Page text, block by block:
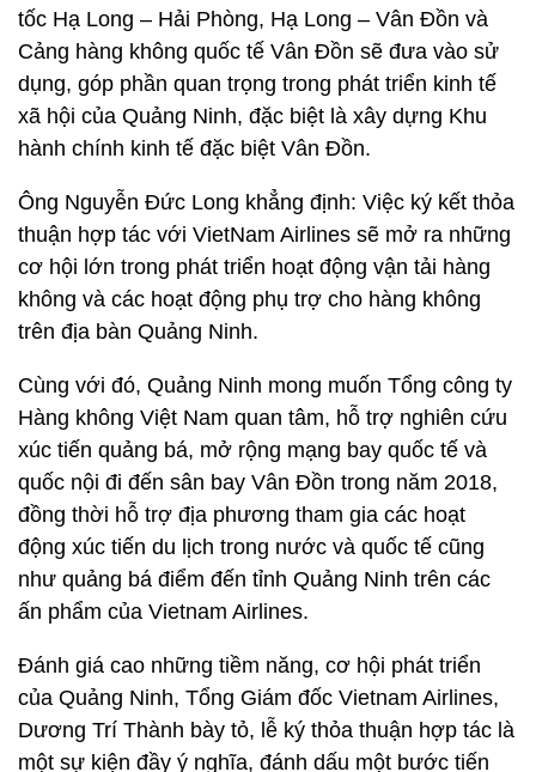
tốc Hạ Long – Hải Phòng, Hạ Long – Vân Đồn và
Cảng hàng không quốc tế Vân Đồn sẽ đưa vào sử
dụng, góp phần quan trọng trong phát triển kinh tế
xã hội của Quảng Ninh, đặc biệt là xây dựng Khu
hành chính kinh tế đặc biệt Vân Đồn.
Ông Nguyễn Đức Long khẳng định: Việc ký kết thỏa
thuận hợp tác với VietNam Airlines sẽ mở ra những
cơ hội lớn trong phát triển hoạt động vận tải hàng
không và các hoạt động phụ trợ cho hàng không
trên địa bàn Quảng Ninh.
Cùng với đó, Quảng Ninh mong muốn Tổng công ty
Hàng không Việt Nam quan tâm, hỗ trợ nghiên cứu
xúc tiến quảng bá, mở rộng mạng bay quốc tế và
quốc nội đi đến sân bay Vân Đồn trong năm 2018,
đồng thời hỗ trợ địa phương tham gia các hoạt
động xúc tiến du lịch trong nước và quốc tế cũng
như quảng bá điểm đến tỉnh Quảng Ninh trên các
ấn phẩm của Vietnam Airlines.
Đánh giá cao những tiềm năng, cơ hội phát triển
của Quảng Ninh, Tổng Giám đốc Vietnam Airlines,
Dương Trí Thành bày tỏ, lễ ký thỏa thuận hợp tác là
một sự kiện đầy ý nghĩa, đánh dấu một bước tiến